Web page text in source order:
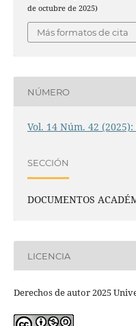
de octubre de 2025)
Más formatos de cita
NÚMERO
Vol. 14 Núm. 42
SECCIÓN
DOCUMENTOS
LICENCIA
Derechos de autor 2025